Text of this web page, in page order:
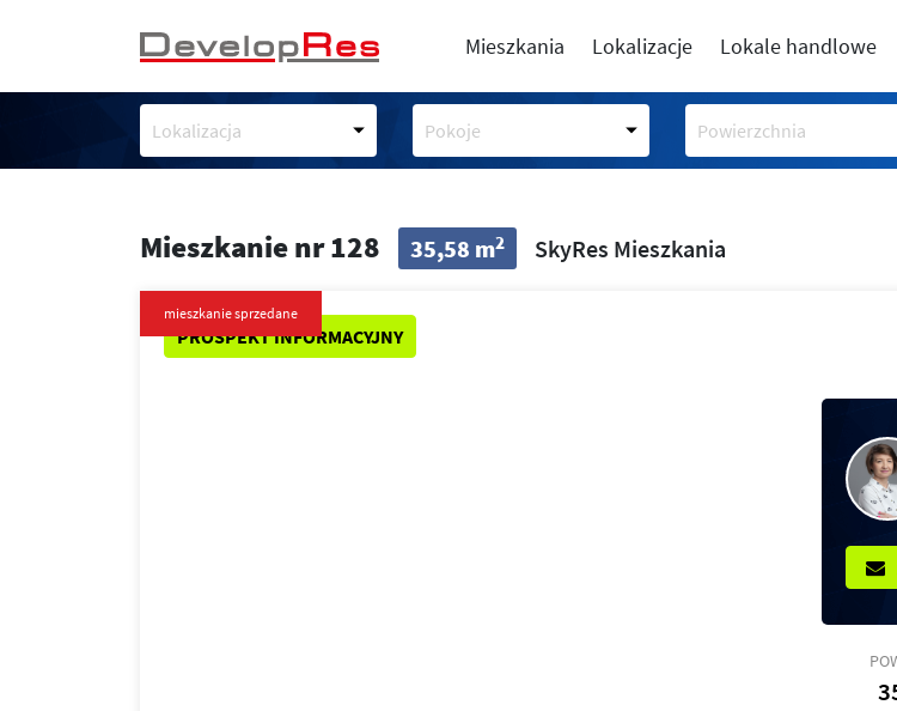
Mieszkania Lokalizacje Lokale handlowe
Lokalizacja Pokoje Powierzchnia
Mieszkanie nr 128 35,58 m2 SkyRes Mieszkania
PROSPEKT INFORMACYJNY
mieszkanie sprzedane